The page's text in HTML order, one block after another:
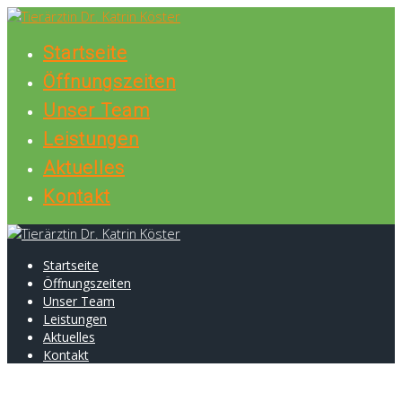
Skip
contentStartseite
Öffnungszeiten
Unser Team
Leistungen
Aktuelles
Kontakt
Startseite
Öffnungszeiten
Unser Team
Leistungen
Aktuelles
Kontakt